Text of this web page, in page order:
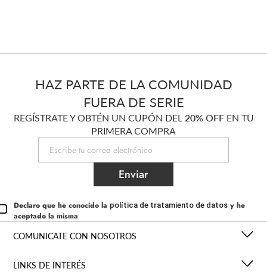
HAZ PARTE DE LA COMUNIDAD
FUERA DE SERIE
REGÍSTRATE Y OBTÉN UN CUPÓN DEL 20% OFFEN TU
PRIMERA COMPRA
Enviar
Declaro que he conocido la política de tratamiento de datos y he
aceptado la misma
COMUNICATE CON NOSOTROS
LINKS DE INTERÉS